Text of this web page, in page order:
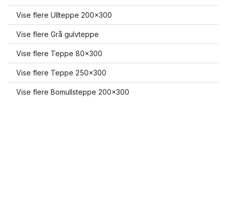
Vise flere Ullteppe 200x300
Vise flere Grå gulvteppe
Vise flere Teppe 80x300
Vise flere Teppe 250x300
Vise flere Bomullsteppe 200x300